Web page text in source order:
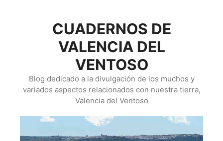
CUADERNOS DE
VALENCIA DEL
VENTOSO
Blog dedicado a la divulgación de los muchos y
variados aspectos relacionados con nuestra tierra,
Valencia del Ventoso